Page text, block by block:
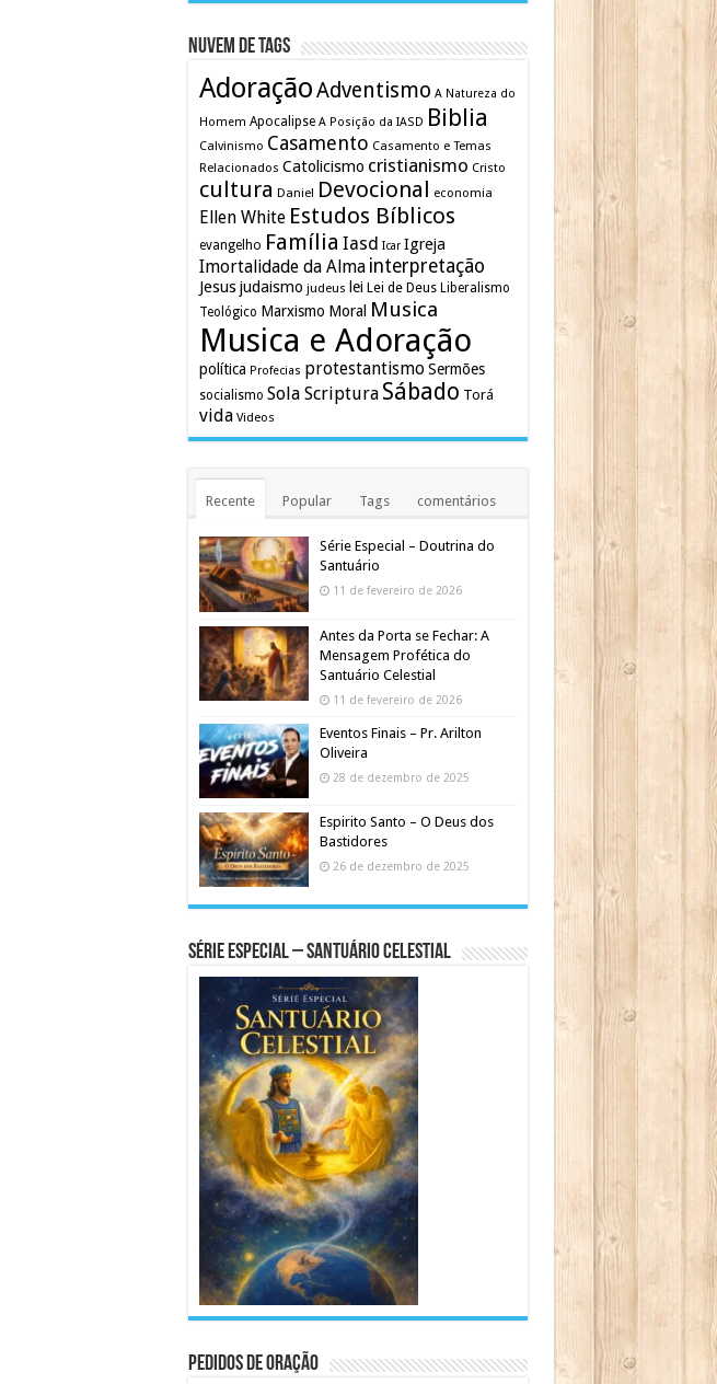
Nuvem de Tags
AdoraçãoAdventismo A Natureza do
Homem Apocalipse A Posição da IASD Biblia
Calvinismo Casamento Casamento e Temas
Relacionados Catolicismo cristianismo Cristo
cultura Daniel Devocional economia
Ellen White Estudos Bíblicos
evangelho Família Iasd Icar Igreja
Imortalidade da Alma interpretação
Jesus judaismo judeus lei Lei de Deus Liberalismo
Teológico Marxismo Moral Musica
Musica e Adoração
política Profecias protestantismo Sermões
socialismo Sola Scriptura Sábado Torá
vida Videos
Recente Popular Tags comentários
Série Especial – Doutrina do
Santuário
11 de fevereiro de 2026
Antes da Porta se Fechar: A
Mensagem Profética do
Santuário Celestial
11 de fevereiro de 2026
Eventos Finais – Pr. Arilton
Oliveira
28 de dezembro de 2025
Espirito Santo – O Deus dos
Bastidores
26 de dezembro de 2025
Série Especial – Santuário Celestial
Pedidos de Oração